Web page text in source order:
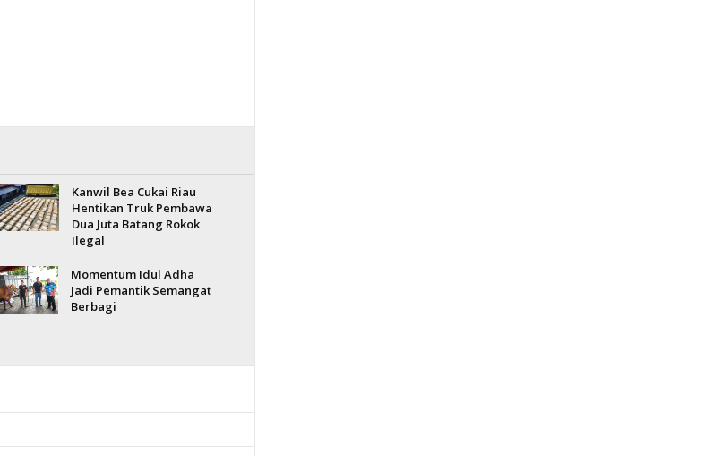
Kanwil Bea Cukai Riau
Hentikan Truk Pembawa
Dua Juta Batang Rokok
Ilegal
Momentum Idul Adha
Jadi Pemantik Semangat
Berbagi